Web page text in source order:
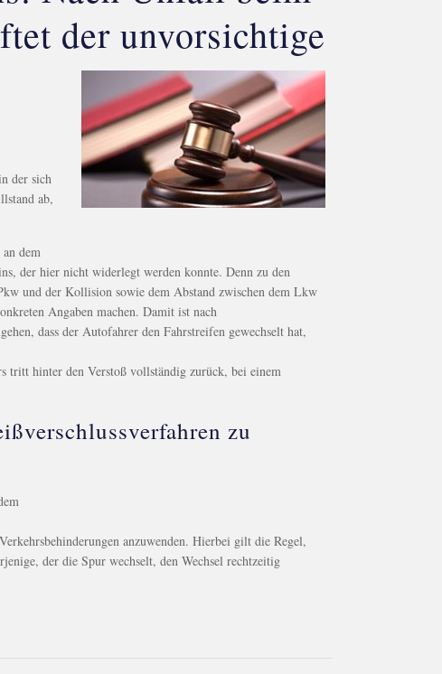
der unvorsichtige
der sich
ab,
dem
der hier nicht widerlegt werden konnte. Denn zu den
und der Kollision sowie dem Abstand zwischen dem Lkw
Angaben machen. Damit ist nach
dass der Autofahrer den Fahrstreifen gewechselt hat,
tritt hinter den Verstoß vollständig zurück, bei einem
zu
anzuwenden. Hierbei gilt die Regel,
der die Spur wechselt, den Wechsel rechtzeitig